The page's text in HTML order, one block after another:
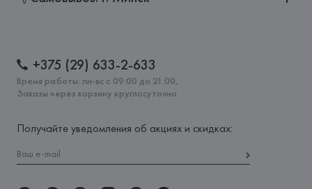
+375 (29) 633-2-633
Время работы: пн-вс с 09:00 до 21:00,
Заказы через корзину круглосуточно
Получайте уведомления об акциях и скидках: